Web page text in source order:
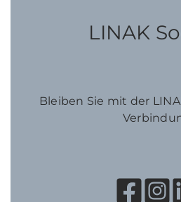
LINAK
Bleiben Sie mit der